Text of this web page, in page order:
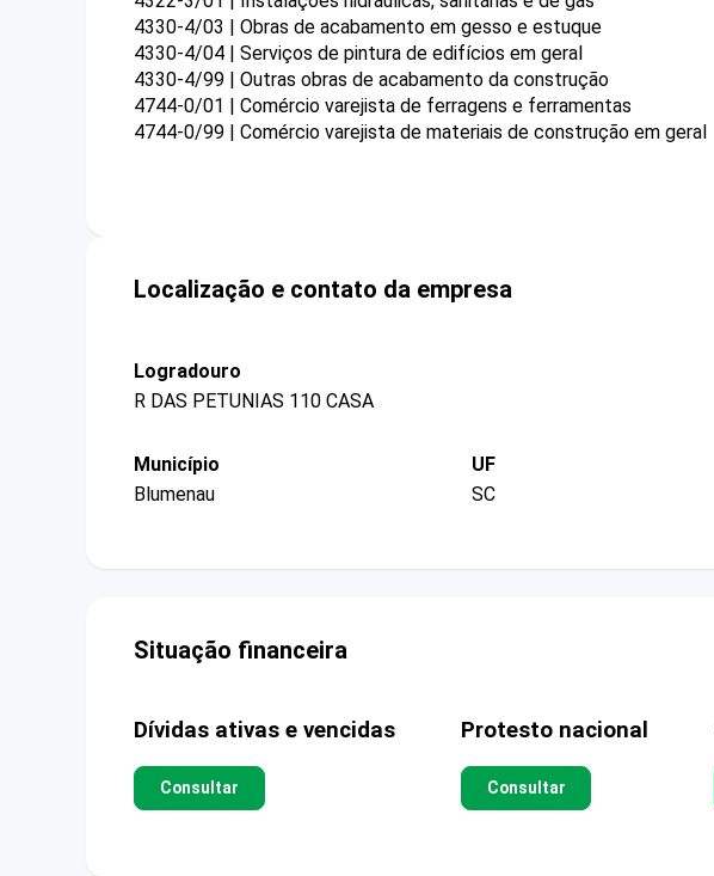
4330-4/03 | Obras de acabamento em gesso e estuque
4330-4/04 | Serviços de pintura de edifícios em geral
4330-4/99 | Outras obras de acabamento da construção
4744-0/01 | Comércio varejista de ferragens e ferramentas
4744-0/99 | Comércio varejista de materiais de construção em geral
Localização e contato da empresa
Logradouro
R DAS PETUNIAS 110 CASA
Município
Blumenau
UF
SC
Situação financeira
Dívidas ativas e vencidas
Consultar
Protesto nacional
Consultar